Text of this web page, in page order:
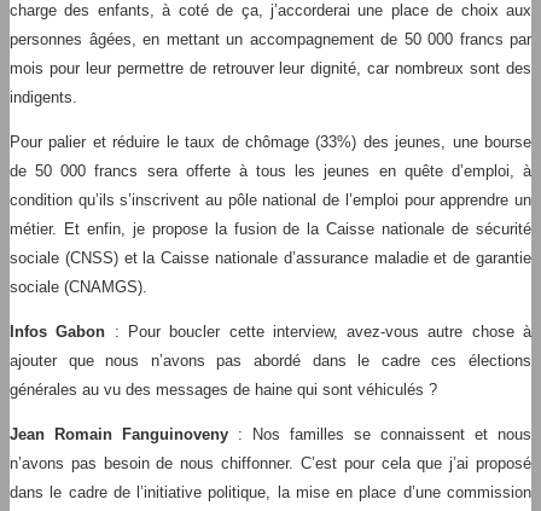
charge des enfants, à coté de ça, j’accorderai une place de choix aux
personnes âgées, en mettant un accompagnement de 50 000 francs par
mois pour leur permettre de retrouver leur dignité, car nombreux sont des
indigents.
Pour palier et réduire le taux de chômage (33%) des jeunes, une bourse
de 50 000 francs sera offerte à tous les jeunes en quête d’emploi, à
condition qu’ils s’inscrivent au pôle national de l’emploi pour apprendre un
métier. Et enfin, je propose la fusion de la Caisse nationale de sécurité
sociale (CNSS) et la Caisse nationale d’assurance maladie et de garantie
sociale (CNAMGS).
Infos Gabon : Pour boucler cette interview, avez-vous autre chose à
ajouter que nous n’avons pas abordé dans le cadre ces élections
générales au vu des messages de haine qui sont véhiculés ?
Jean Romain Fanguinoveny : Nos familles se connaissent et nous
n’avons pas besoin de nous chiffonner. C’est pour cela que j’ai proposé
dans le cadre de l’initiative politique, la mise en place d’une commission